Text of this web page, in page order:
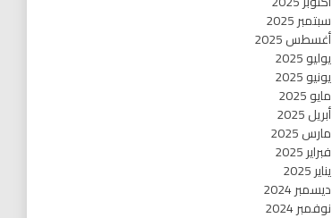
سبتمبر 2025
أغسطس 2025
يوليو 2025
يونيو 2025
مايو 2025
أبريل 2025
مارس 2025
فبراير 2025
يناير 2025
ديسمبر 2024
نوفمبر 2024